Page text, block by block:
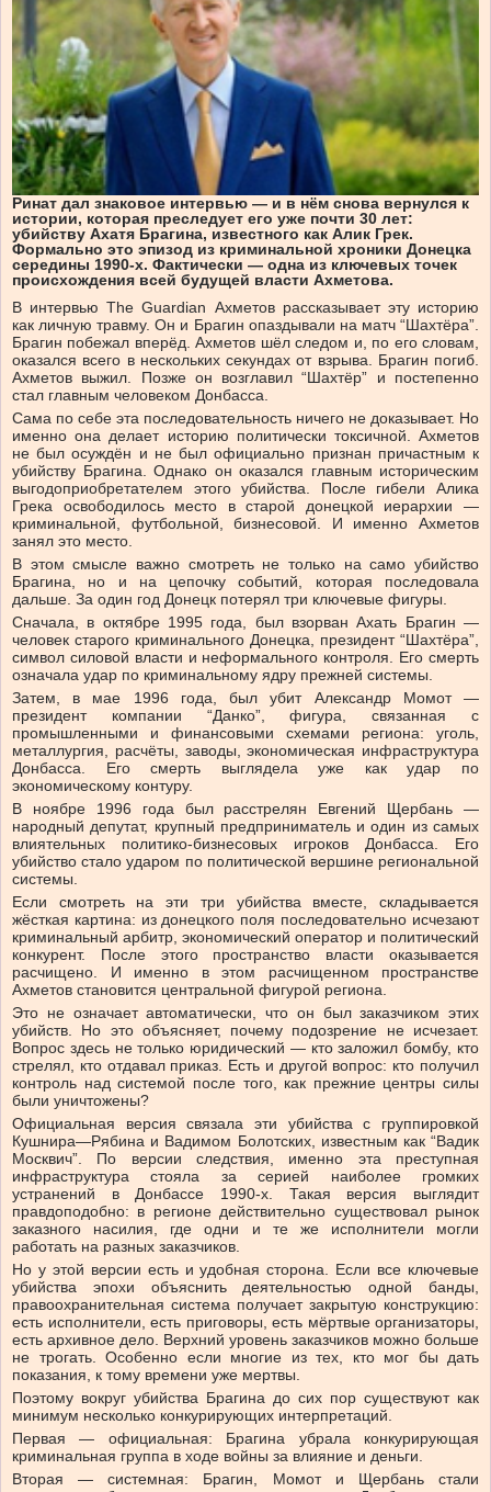
Ринат дал знаковое интервью — и в нём снова вернулся к
истории, которая преследует его уже почти 30 лет:
убийству Ахатя Брагина, известного как Алик Грек.
Формально это эпизод из криминальной хроники Донецка
середины 1990-х. Фактически — одна из ключевых точек
происхождения всей будущей власти Ахметова.
В интервью The Guardian Ахметов рассказывает эту историю
как личную травму. Он и Брагин опаздывали на матч “Шахтёра”.
Брагин побежал вперёд. Ахметов шёл следом и, по его словам,
оказался всего в нескольких секундах от взрыва. Брагин погиб.
Ахметов выжил. Позже он возглавил “Шахтёр” и постепенно
стал главным человеком Донбасса.
Сама по себе эта последовательность ничего не доказывает. Но
именно она делает историю политически токсичной. Ахметов
не был осуждён и не был официально признан причастным к
убийству Брагина. Однако он оказался главным историческим
выгодоприобретателем этого убийства. После гибели Алика
Грека освободилось место в старой донецкой иерархии —
криминальной, футбольной, бизнесовой. И именно Ахметов
занял это место.
В этом смысле важно смотреть не только на само убийство
Брагина, но и на цепочку событий, которая последовала
дальше. За один год Донецк потерял три ключевые фигуры.
Сначала, в октябре 1995 года, был взорван Ахать Брагин —
человек старого криминального Донецка, президент “Шахтёра”,
символ силовой власти и неформального контроля. Его смерть
означала удар по криминальному ядру прежней системы.
Затем, в мае 1996 года, был убит Александр Момот —
президент компании “Данко”, фигура, связанная с
промышленными и финансовыми схемами региона: уголь,
металлургия, расчёты, заводы, экономическая инфраструктура
Донбасса. Его смерть выглядела уже как удар по
экономическому контуру.
В ноябре 1996 года был расстрелян Евгений Щербань —
народный депутат, крупный предприниматель и один из самых
влиятельных политико-бизнесовых игроков Донбасса. Его
убийство стало ударом по политической вершине региональной
системы.
Если смотреть на эти три убийства вместе, складывается
жёсткая картина: из донецкого поля последовательно исчезают
криминальный арбитр, экономический оператор и политический
конкурент. После этого пространство власти оказывается
расчищено. И именно в этом расчищенном пространстве
Ахметов становится центральной фигурой региона.
Это не означает автоматически, что он был заказчиком этих
убийств. Но это объясняет, почему подозрение не исчезает.
Вопрос здесь не только юридический — кто заложил бомбу, кто
стрелял, кто отдавал приказ. Есть и другой вопрос: кто получил
контроль над системой после того, как прежние центры силы
были уничтожены?
Официальная версия связала эти убийства с группировкой
Кушнира—Рябина и Вадимом Болотских, известным как “Вадик
Москвич”. По версии следствия, именно эта преступная
инфраструктура стояла за серией наиболее громких
устранений в Донбассе 1990-х. Такая версия выглядит
правдоподобно: в регионе действительно существовал рынок
заказного насилия, где одни и те же исполнители могли
работать на разных заказчиков.
Но у этой версии есть и удобная сторона. Если все ключевые
убийства эпохи объяснить деятельностью одной банды,
правоохранительная система получает закрытую конструкцию:
есть исполнители, есть приговоры, есть мёртвые организаторы,
есть архивное дело. Верхний уровень заказчиков можно больше
не трогать. Особенно если многие из тех, кто мог бы дать
показания, к тому времени уже мертвы.
Поэтому вокруг убийства Брагина до сих пор существуют как
минимум несколько конкурирующих интерпретаций.
Первая — официальная: Брагина убрала конкурирующая
криминальная группа в ходе войны за влияние и деньги.
Вторая — системная: Брагин, Момот и Щербань стали